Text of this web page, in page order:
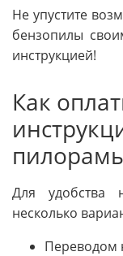
Не упустите
бензопилы
инструкцией!
Как
Для удобства
несколько
Переводом